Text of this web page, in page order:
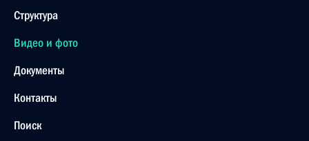
Структура
Видео и фото
Документы
Контакты
Поиск